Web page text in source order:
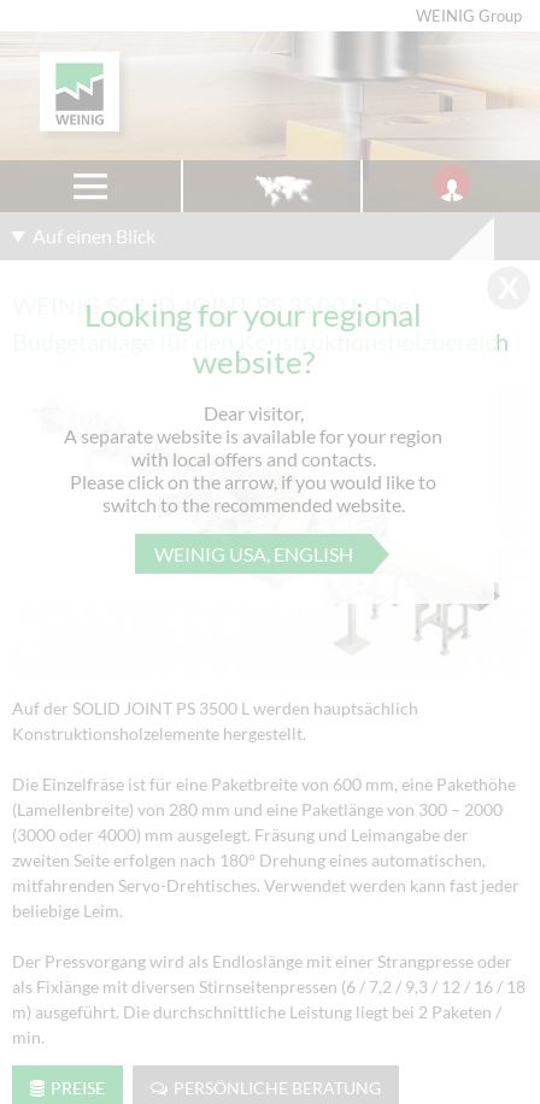
WEINIG Group
Looking for your regional
website?
Dear visitor,
A separate website is available for your region
with local offers and contacts.
Please click on the arrow, if you would like to
switch to the recommended website.
WEINIG USA, ENGLISH
Auf einen Blick
WEINIG SOLID JOINT PS 3500 L: Die
Budgetanlage für den Konstruktionsholzbereich
Auf der SOLID JOINT PS 3500 L werden hauptsächlich
Konstruktionsholzelemente hergestellt.
Die Einzelfräse ist für eine Paketbreite von 600 mm, eine Pakethöhe
(Lamellenbreite) von 280 mm und eine Paketlänge von 300 – 2000
(3000 oder 4000) mm ausgelegt. Fräsung und Leimangabe der
zweiten Seite erfolgen nach 180° Drehung eines automatischen,
mitfahrenden Servo-Drehtisches. Verwendet werden kann fast jeder
beliebige Leim.
Der Pressvorgang wird als Endloslänge mit einer Strangpresse oder
als Fixlänge mit diversen Stirnseitenpressen (6 / 7,2 / 9,3 / 12 / 16 / 18
m) ausgeführt. Die durchschnittliche Leistung liegt bei 2 Paketen /
min.
PREISE PERSÖNLICHE BERATUNG